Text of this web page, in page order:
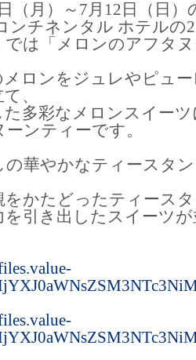
（月）～7月12日（日
ンチネンタル ホテル
では「メロンのアフタ
メロンをジュレやピュ
、
た多彩なメロンスイー
ンティーです。
の華やかなティースタ
をかたどったティース
を引き出したスイーツ